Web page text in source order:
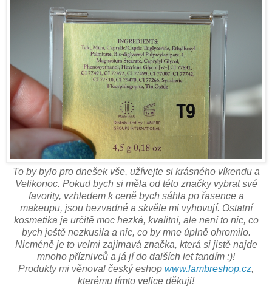
To by bylo pro dnešek vše, užívejte si krásného víkendu a
Velikonoc. Pokud bych si měla od této značky vybrat své
favority, vzhledem k ceně bych sáhla po řasence a
makeupu, jsou bezvadné a skvěle mi vyhovují. Ostatní
kosmetika je určitě moc hezká, kvalitní, ale není to nic, co
bych ještě nezkusila a nic, co by mne úplně ohromilo.
Nicméně je to velmi zajímavá značka, která si jistě najde
mnoho příznivců a já jí do dalších let fandím :)!
Produkty mi věnoval český eshop www.lambreshop.cz,
kterému tímto velice děkuji!